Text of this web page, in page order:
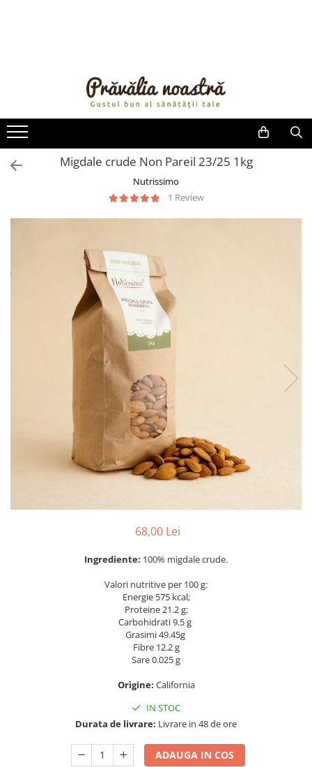
ULEIURI ȘI UNTURI
MĂSLINE
NUCI ȘI SEMINȚE
FRUCTE DESHIDRATATE
ÎNDULCITORI NATURALI / MIERE
FĂINĂ FĂRĂ GLUTEN
BĂUTURI / LAPTE VEGETAL
OREZ ȘI CEREALE
CREME ȘI PASTE TARTINABILE
HEALTHY SNACKS
SUPERALIMENTE
Migdale crude Non Pareil 23/25 1kg
Nutrissimo
1 Review
68,00 Lei
Ingrediente: 100% migdale crude.
Valori nutritive per 100 g:
Energie 575 kcal;
Proteine 21.2 g;
Carbohidrati 9.5 g
Grasimi 49.45g
Fibre 12.2 g
Sare 0.025 g
Origine: California
IN STOC
Durata de livrare: Livrare in 48 de ore
ADAUGA IN COS